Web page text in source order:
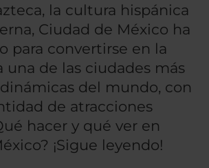
la cultura hispánica
Ciudad de México ha
para convertirse en la
una de las ciudades más
del mundo, con
de atracciones
hacer y qué ver en
¡Sigue leyendo!